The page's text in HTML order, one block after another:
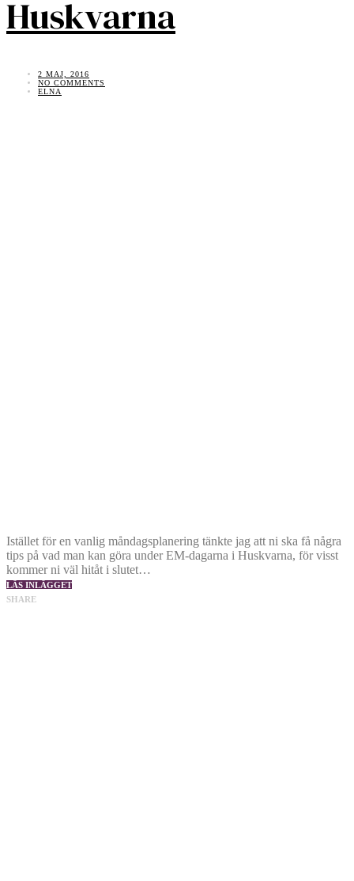
Huskvarna
2 MAJ, 2016
NO COMMENTS
ELNA
Istället för en vanlig måndagsplanering tänkte jag att ni ska få några
tips på vad man kan göra under EM-dagarna i Huskvarna, för visst
kommer ni väl hitåt i slutet…
LÄS INLÄGGET
SHARE